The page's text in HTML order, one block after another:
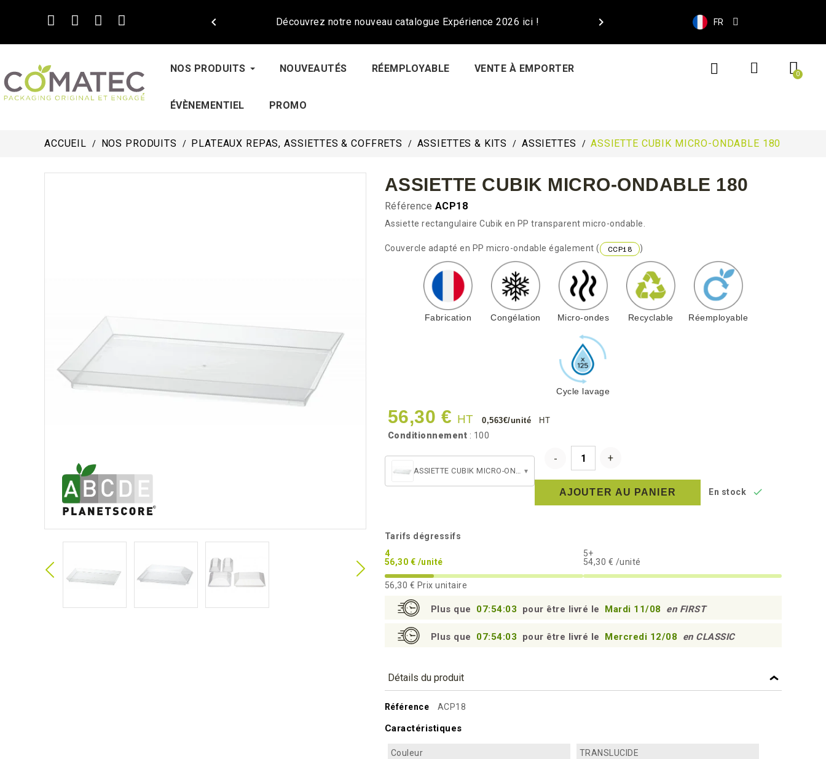
Découvrez notre nouveau catalogue Expérience 2026 ici !
  FR
NOS PRODUITS NOUVEAUTÉS RÉEMPLOYABLE VENTE À EMPORTER
ÉVÈNEMENTIEL PROMO
ACCUEIL NOS PRODUITS PLATEAUX REPAS, ASSIETTES & COFFRETS ASSIETTES & KITS ASSIETTES ASSIETTE CUBIK MICRO-ONDABLE 180
ASSIETTE CUBIK MICRO-ONDABLE 180
Référence ACP18
Assiette rectangulaire Cubik en PP transparent micro-ondable.
Couvercle adapté en PP micro-ondable également ( CCP18 )
Fabrication Congélation Micro-ondes Recyclable Réemployable
Cycle lavage
56,30 € HT 0,563€/unité HT
Conditionnement : 100
ASSIETTE CUBIK MICRO-ONDABLE 180 ▾
AJOUTER AU PANIER En stock 
Tarifs dégressifs
4
56,30 € /unité
5+
54,30 € /unité
56,30 € Prix unitaire
Plus que 07:54:02 pour être livré le Mardi 11/08 en FIRST
Plus que 07:54:02 pour être livré le Mercredi 12/08 en CLASSIC
Détails du produit
Référence ACP18
Caractéristiques
Couleur TRANSLUCIDE